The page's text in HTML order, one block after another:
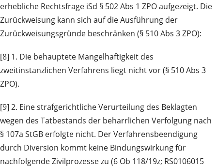
erhebliche Rechtsfrage iSd § 502 Abs 1 ZPO aufgezeigt. Die
Zurückweisung kann sich auf die Ausführung der
Zurückweisungsgründe beschränken (§ 510 Abs 3 ZPO):
[8] 1. Die behauptete Mangelhaftigkeit des
zweitinstanzlichen Verfahrens liegt nicht vor (§ 510 Abs 3
ZPO).
[9] 2. Eine strafgerichtliche Verurteilung des Beklagten
wegen des Tatbestands der beharrlichen Verfolgung nach
§ 107a StGB erfolgte nicht. Der Verfahrensbeendigung
durch Diversion kommt keine Bindungswirkung für
nachfolgende Zivilprozesse zu (6 Ob 118/19z; RS0106015